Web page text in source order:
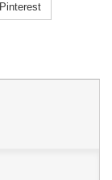
Pinterest